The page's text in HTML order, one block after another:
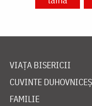
VIAȚA BISERICII
CUVINTE
FAMILIE